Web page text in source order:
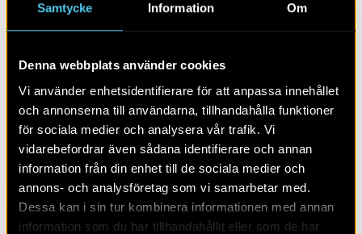
Samtycke Information Om
Denna webbplats använder cookies
Vi använder enhetsidentifierare för att anpassa innehållet
och annonserna till användarna, tillhandahålla funktioner
för sociala medier och analysera vår trafik. Vi
vidarebefordrar även sådana identifierare och annan
information från din enhet till de sociala medier och
annons- och analysföretag som vi samarbetar med.
Dessa kan i sin tur kombinera informationen med annan
information som du har tillhandahållit eller som de har
ALLA INLÄGG I ESS VID LUND